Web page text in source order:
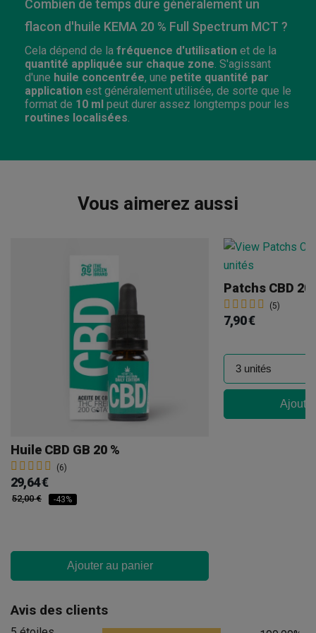
Combien de temps dure généralement un
flacon d'huile KEMA 20 % Full Spectrum MCT ?
Cela dépend de la fréquence d'utilisation et de la
quantité appliquée sur chaque zone . S'agissant
d'une huile concentrée, une petite quantité par
application est généralement utilisée, de sorte que le
format de 10 ml peut durer assez longtemps pour les
routines localisées
Vous aimerez aussi
Huile CBD GB 20 %
(6)
29,64 €
52,00 € -43%
Ajouter au panier
Patchs CBD
(5)
7,90 €
Avis des clients